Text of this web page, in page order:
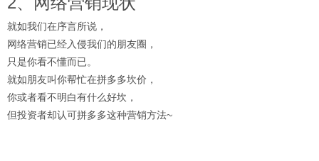
就如我们在序言所说，
网络营销已经入侵我们的朋友圈，
只是你看不懂而已。
就如朋友叫你帮忙在拼多多坎价，
你或者看不明白有什么好坎，
但投资者却认可拼多多这种营销方法~